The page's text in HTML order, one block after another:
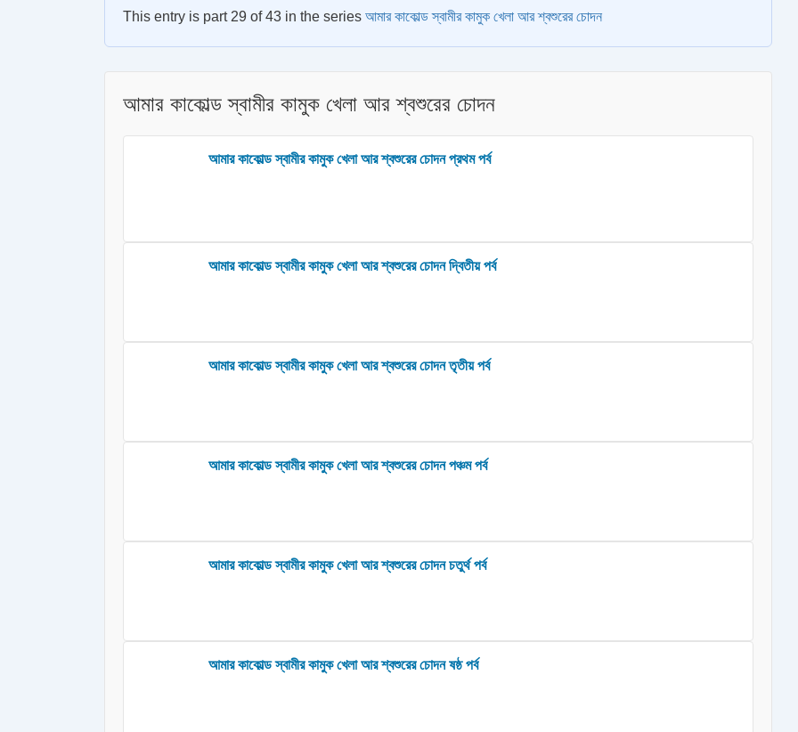
This entry is part 29 of 43 in the series আমার কাকোল্ড স্বামীর কামুক খেলা আর শ্বশুরের চোদন
আমার কাকোল্ড স্বামীর কামুক খেলা আর শ্বশুরের চোদন
আমার কাকোল্ড স্বামীর কামুক খেলা আর শ্বশুরের চোদন প্রথম পর্ব
আমার কাকোল্ড স্বামীর কামুক খেলা আর শ্বশুরের চোদন দ্বিতীয় পর্ব
আমার কাকোল্ড স্বামীর কামুক খেলা আর শ্বশুরের চোদন তৃতীয় পর্ব
আমার কাকোল্ড স্বামীর কামুক খেলা আর শ্বশুরের চোদন পঞ্চম পর্ব
আমার কাকোল্ড স্বামীর কামুক খেলা আর শ্বশুরের চোদন চতুর্থ পর্ব
আমার কাকোল্ড স্বামীর কামুক খেলা আর শ্বশুরের চোদন ষষ্ঠ পর্ব